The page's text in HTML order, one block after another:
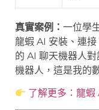
真實案例： 一位學
龍蝦 AI 安裝、連
的 AI 聊天機器人
機器人，這是我的
了解更多：龍蝦